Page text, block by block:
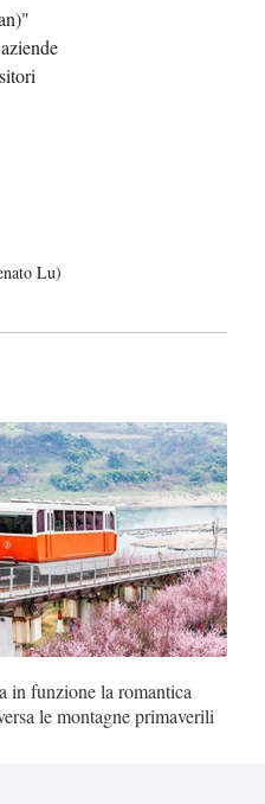
Lu)
in funzione la romantica
le montagne primaverili